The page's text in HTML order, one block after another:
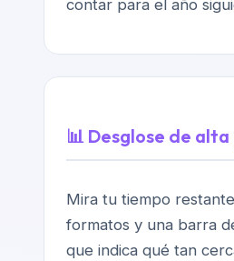
contar para el año
📊 Desglose de
Mira tu tiempo
formatos y una barra
que indica qué tan